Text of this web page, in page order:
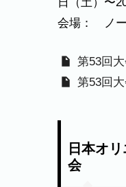
会場： ノー
第53回
第53回
日本オ
会